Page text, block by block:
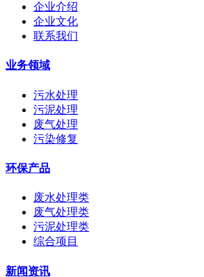
企业介绍
企业文化
联系我们
业务领域
污水处理
污泥处理
废气处理
污染修复
环保产品
废水处理类
废气处理类
污泥处理类
综合项目
新闻资讯